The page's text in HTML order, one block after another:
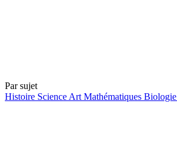
Par sujet
Histoire Science Art Mathématiques Biologie